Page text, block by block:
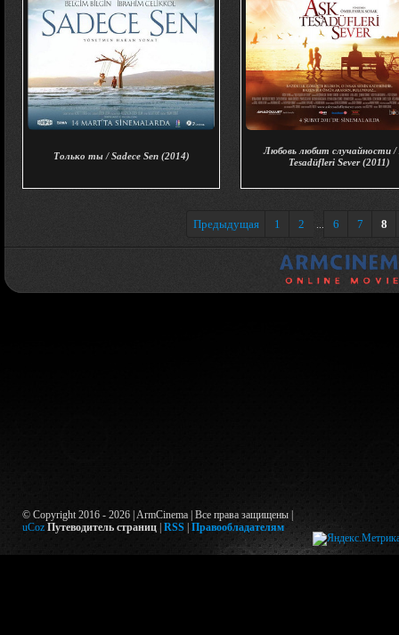
Только ты / Sadece Sen (2014)
Любовь любит случайности /
Tesadüfleri Sever (2011)
Предыдущая 1 2 ... 6 7 8
© Copyright 2016 - 2026 | ArmCinema | Все права защищены |
uCoz Путеводитель страниц RSS Правообладателям